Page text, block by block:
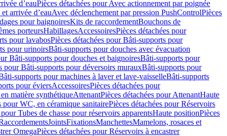
d’eauPièces détachées pour Avec actionnement par poignée
arrivée d’eauAvec déclenchement par pression PushControlPièces
pour baignoiresKits de raccordementBouchons de
porteursHabillagesAccessoiresPièces détachées pour
pour lavabosPièces détachées pour Bâti-supports pour
pour urinoirsBâti-supports pour douches avec évacuation
Bâti-supports pour douches et baignoiresBâti-supports pour
pour Bâti-supports pour déversoirs murauxBâti-supports pour
supports pour machines à laver et lave-vaisselleBâti-supports
pour éviersAccessoiresPièces détachées pour
matière synthétiqueAttenantPièces détachées pour AttenantHaute
pour WC, en céramique sanitairePièces détachées pour Réservoirs
Tubes de chasse pour réservoirs apparentsHaute positionPièces
JointsFixationsManchettesMamelons, rosaces et
OmegaPièces détachées pour Réservoirs à encastrer